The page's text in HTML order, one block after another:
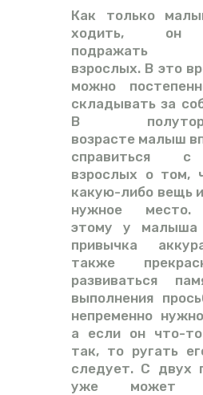
Как только
ходить, он
подражать
взрослых. В это
можно
складывать за
В
возрасте малыш
справиться с
взрослых о том,
какую-либо вещь
нужное место.
этому у малыша
привычка
также
развиваться
выполнения
непременно
а если он что-
так, то ругать
следует. С двух
уже может